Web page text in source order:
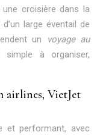
croisière dans la
large éventail de
un
voyage au
simple à organiser,
airlines, VietJet
et performant, avec